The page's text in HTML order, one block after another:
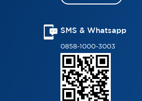
SMS & Whatsapp
0858-1000-3003